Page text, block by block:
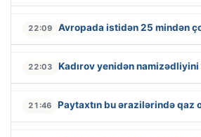
22:09 Avropada istidən 25 mindən
22:03 Kadırov yenidən
21:46 Paytaxtın bu ərazilərində qaz